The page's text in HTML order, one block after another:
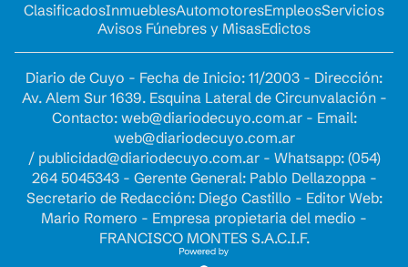
ClasificadosInmueblesAutomotoresEmpleosServicios
Avisos Fúnebres y MisasEdictos
Diario de Cuyo - Fecha de Inicio: 11/2003 - Dirección:
Av. Alem Sur 1639. Esquina Lateral de Circunvalación -
Contacto: web@diariodecuyo.com.ar- Email:
web@diariodecuyo.com.ar
/ publicidad@diariodecuyo.com.ar- Whatsapp: (054)
264 5045343 - Gerente General: Pablo Dellazoppa -
Secretario de Redacción: Diego Castillo - Editor Web:
Mario Romero - Empresa propietaria del medio -
FRANCISCO MONTES S.A.C.I.F.